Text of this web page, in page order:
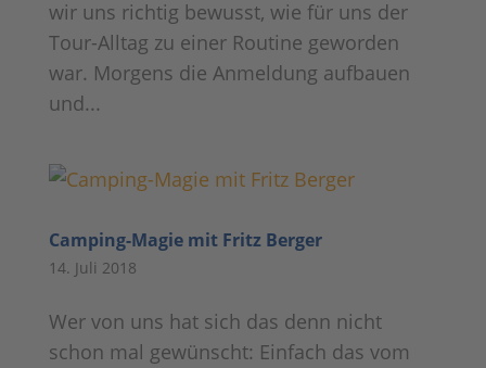
wir uns richtig bewusst, wie für uns der
Tour-Alltag zu einer Routine geworden
war. Morgens die Anmeldung aufbauen
und...
Camping-Magie mit Fritz Berger
14. Juli 2018
Wer von uns hat sich das denn nicht
schon mal gewünscht: Einfach das vom